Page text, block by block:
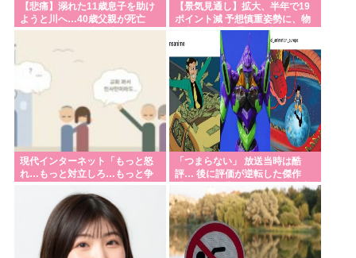
【悲痛】溺れた11歳息子を助け
ようと川へ…40歳父親が死亡
息子は母親が救助 愛知
【景気見通し】拡大、半年で19
ポイント減 予想慎重姿勢に、物
価高逆風-共同通信11社アンケ
現代インターネット「もっと怒
れ…もっと対立しろ…もっと争
喚しようとしてるだろ
「つまらない」 放送当時は酷
評… 後に評価が逆転した傑作
『ルパン三世』 再放送で視聴率
30%超え 誰もが知る名作に